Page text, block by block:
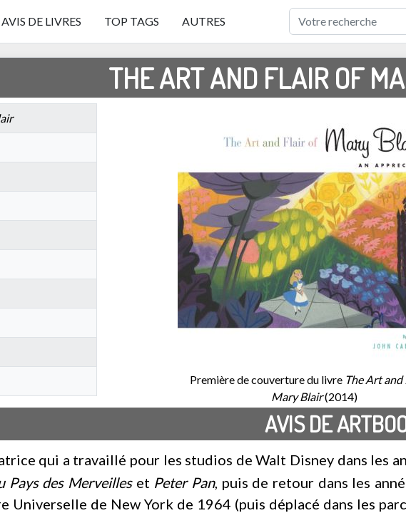
AVIS DE LIVRES TOP TAGS AUTRES
THE ART AND FLAIR OF
Première de couverture du livre The Art and
Mary Blair(2014)
AVIS DE
qui a travaillé pour les studios de Walt Disney dans les
Pays des Merveilleset Peter Pan, puis de retour dans les
Universelle de New York de 1964 (puis déplacé dans les